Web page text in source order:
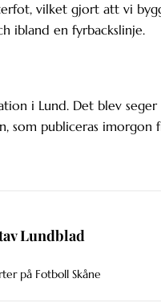
vilket gjort att vi
ibland en fyrbackslinje.
i Lund. Det blev
som publiceras imorgon
Lundblad
på Fotboll Skåne